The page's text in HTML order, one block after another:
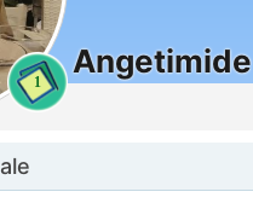
1
Angetimide